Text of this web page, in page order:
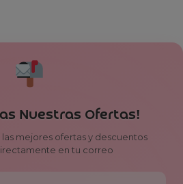
Nuestras Ofertas!
mejores ofertas y descuentos
en tu correo